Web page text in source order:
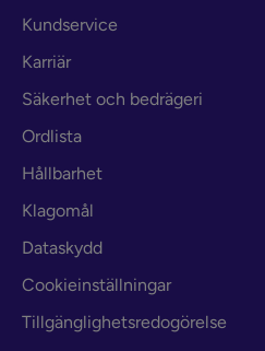
Kundservice
Karriär
Säkerhet och bedrägeri
Ordlista
Hållbarhet
Klagomål
Dataskydd
Cookieinställningar
Tillgänglighetsredogörelse